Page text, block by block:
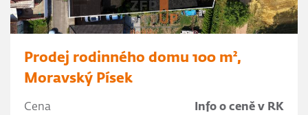
Prodej rodinného domu 100 m²,
Moravský Písek
Cena Info o ceně v RK